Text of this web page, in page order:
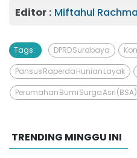
Editor : Miftahul
Tags : DPRD Surabaya
Pansus Raperda Hunian Layak
Perumahan Bumi Surga Asri (BSA)
TRENDING MINGGU INI